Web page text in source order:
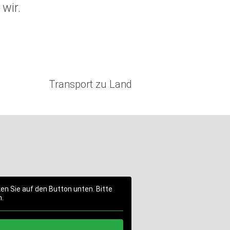
Transport zu Land
Sie auf den Button unten. Bitte